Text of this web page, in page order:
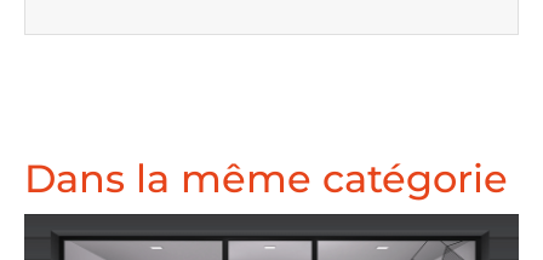
Dans la même catégorie